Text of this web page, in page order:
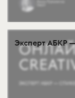
Эксперт АБКР —